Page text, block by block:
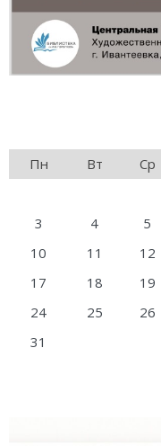
Пн
Вт Ср
3
4 5
10
11 12
17
18 19
24
25 26
31